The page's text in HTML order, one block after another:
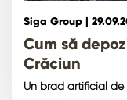
Siga Group |
Cum să
Crăciun
Un brad artificial de